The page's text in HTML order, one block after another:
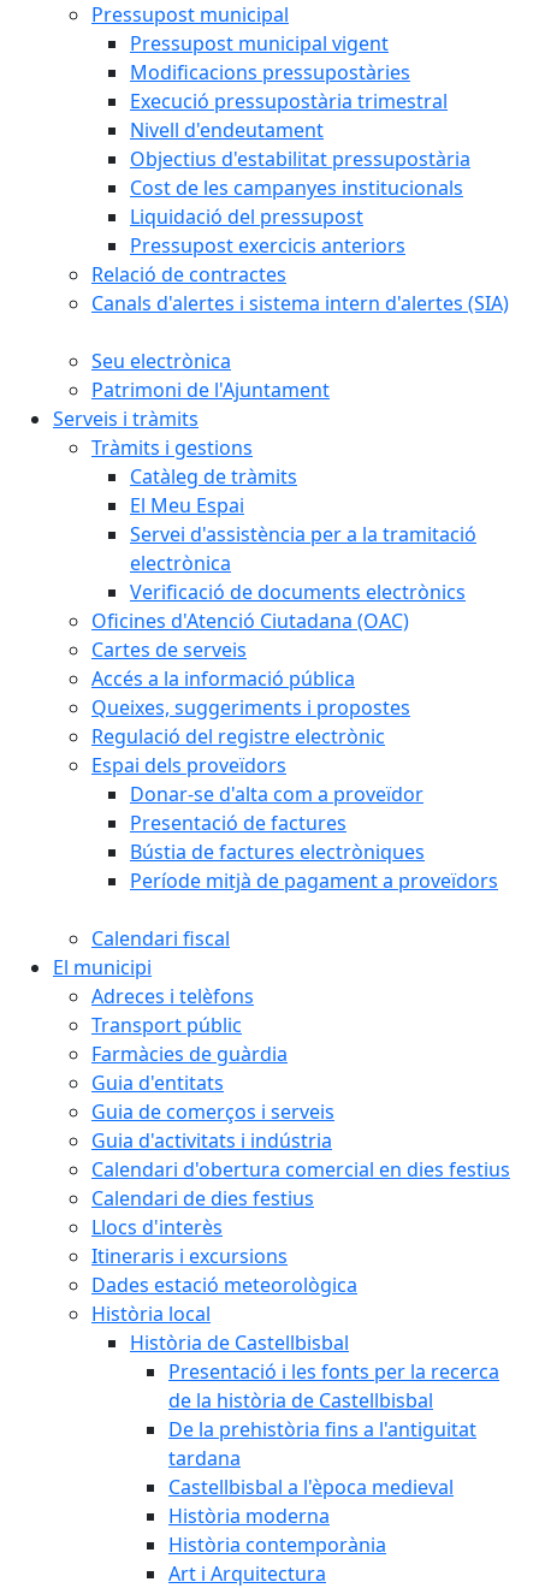
Pressupost municipal
Pressupost municipal vigent
Modificacions pressupostàries
Execució pressupostària trimestral
Nivell d'endeutament
Objectius d'estabilitat pressupostària
Cost de les campanyes institucionals
Liquidació del pressupost
Pressupost exercicis anteriors
Relació de contractes
Canals d'alertes i sistema intern d'alertes (SIA)
Seu electrònica
Patrimoni de l'Ajuntament
Serveis i tràmits
Tràmits i gestions
Catàleg de tràmits
El Meu Espai
Servei d'assistència per a la tramitació
electrònica
Verificació de documents electrònics
Oficines d'Atenció Ciutadana (OAC)
Cartes de serveis
Accés a la informació pública
Queixes, suggeriments i propostes
Regulació del registre electrònic
Espai dels proveïdors
Donar-se d'alta com a proveïdor
Presentació de factures
Bústia de factures electròniques
Període mitjà de pagament a proveïdors
Calendari fiscal
El municipi
Adreces i telèfons
Transport públic
Farmàcies de guàrdia
Guia d'entitats
Guia de comerços i serveis
Guia d'activitats i indústria
Calendari d'obertura comercial en dies festius
Calendari de dies festius
Llocs d'interès
Itineraris i excursions
Dades estació meteorològica
Història local
Història de Castellbisbal
Presentació i les fonts per la recerca
de la història de Castellbisbal
De la prehistòria fins a l'antiguitat
tardana
Castellbisbal a l'època medieval
Història moderna
Història contemporània
Art i Arquitectura